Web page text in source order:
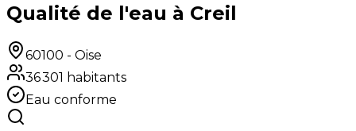
Qualité de l'eau à Creil
60100 - Oise
36 301 habitants
Eau conforme